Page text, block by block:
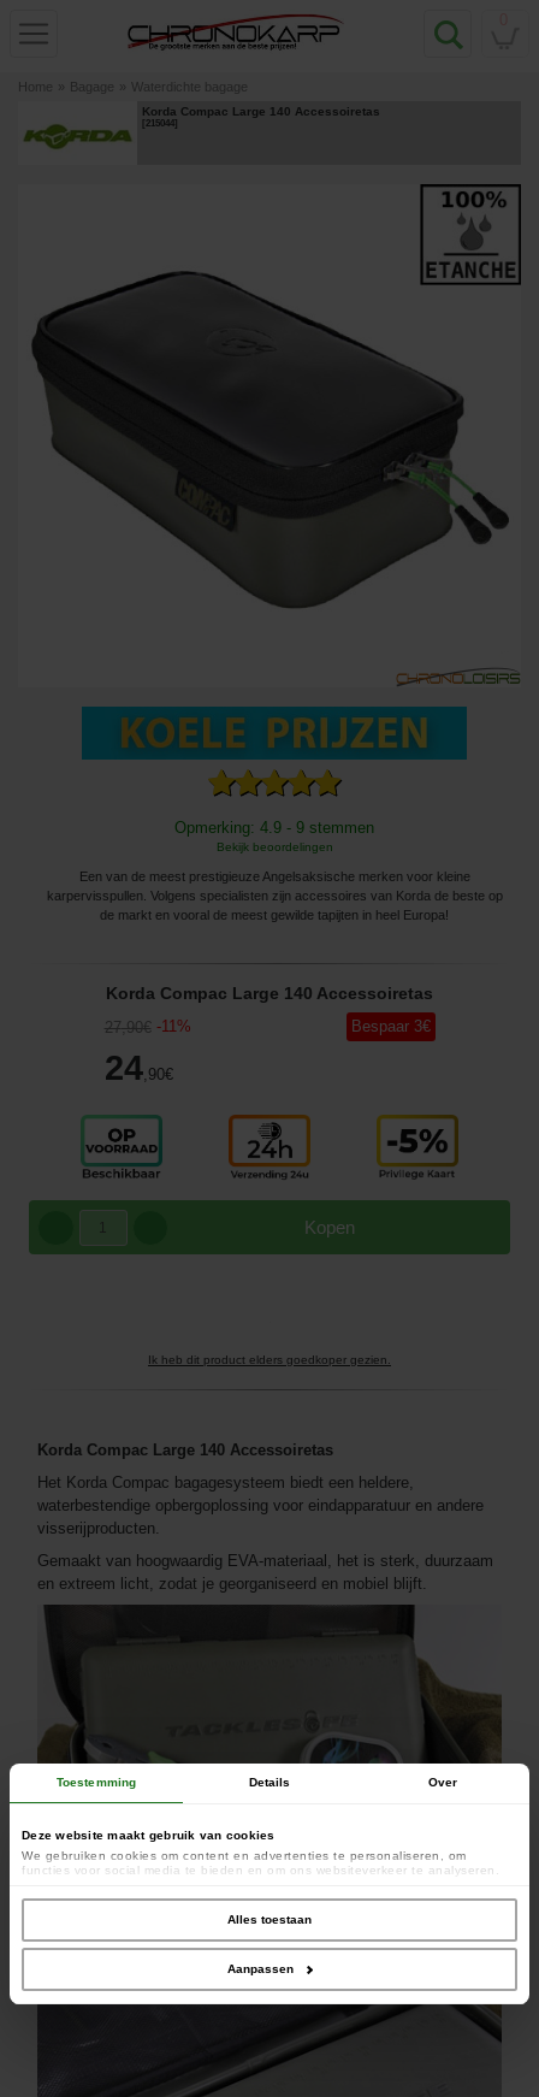
Toestemming Details Over
Deze website maakt gebruik van cookies
We gebruiken cookies om content en advertenties te personaliseren, om
functies voor social media te bieden en om ons websiteverkeer te analyseren.
social media, adverteren en analyse. Deze partners kunnen deze gegevens
combineren met andere informatie die u aan ze heeft verstrekt of die ze hebben
verzameld op basis van uw gebruik van hun services.
Alles toestaan
Aanpassen
Home » Bagage » Waterdichte bagage
Korda Compac Large 140 Accessoiretas
[215044]
Opmerking: 4.9 - 9 stemmen
Bekijk beoordelingen
Een van de meest prestigieuze Angelsaksische merken voor kleine
karpervisspullen. Volgens specialisten zijn accessoires van Korda de beste op
de markt en vooral de meest gewilde tapijten in heel Europa!
Korda Compac Large 140 Accessoiretas
27,90€ -11%
24,90€
Bespaar 3€
Kopen
Ik heb dit product elders goedkoper gezien.
Korda Compac Large 140 Accessoiretas
Het Korda Compac bagagesysteem biedt een heldere,
waterbestendige opbergoplossing voor eindapparatuur en andere
visserijproducten.
Gemaakt van hoogwaardig EVA-materiaal, het is sterk, duurzaam
en extreem licht, zodat je georganiseerd en mobiel blijft.
Afmetingen: 26.5cm x 14cm x 8.5cm